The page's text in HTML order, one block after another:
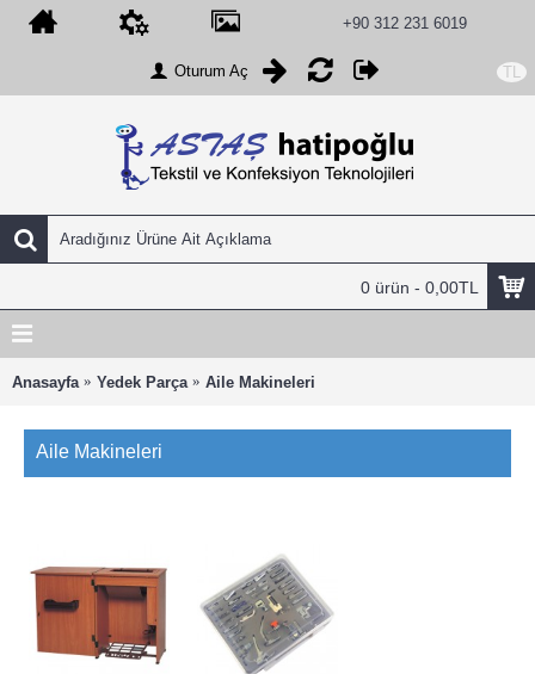
+90 312 231 6019
TL
Oturum Aç
0 ürün - 0,00TL
Anasayfa Yedek Parça Aile Makineleri
Aile Makineleri